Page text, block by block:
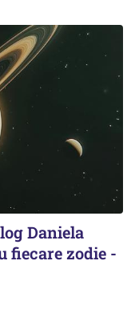
Daniela
fiecare zodie -